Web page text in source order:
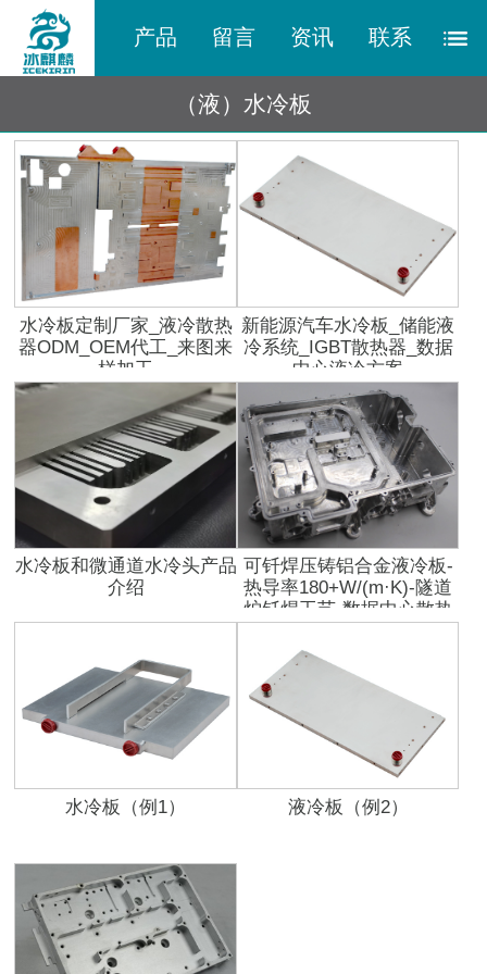
产品 留言 资讯 联系
（液）水冷板
水冷板定制厂家_液冷散热
器ODM_OEM代工_来图来
样加工
新能源汽车水冷板_储能液
冷系统_IGBT散热器_数据
中心液冷方案
水冷板和微通道水冷头产品
介绍
可钎焊压铸铝合金液冷板-
热导率180+W/(m·K)-隧道
炉钎焊工艺-数据中心散热
水冷板（例1） 液冷板（例2）